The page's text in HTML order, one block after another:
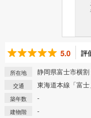
5.0 評
所在地 静岡県富士市横
交通 東海道本線「富
築年数 -
建物階 -